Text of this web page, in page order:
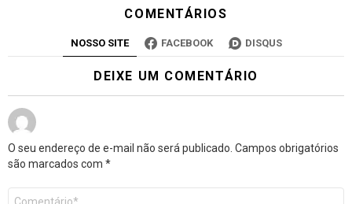
COMENTÁRIOS
NOSSO SITE FACEBOOK DISQUS
DEIXE UM COMENTÁRIO
O seu endereço de e-mail não será publicado. Campos obrigatórios
são marcados com *